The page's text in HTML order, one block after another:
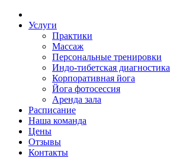
Услуги
Практики
Массаж
Персональные тренировки
Индо-тибетская диагностика
Корпоративная йога
Йога фотосессия
Аренда зала
Расписание
Наша команда
Цены
Отзывы
Контакты